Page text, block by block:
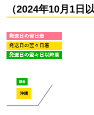
（2024年10月1日以